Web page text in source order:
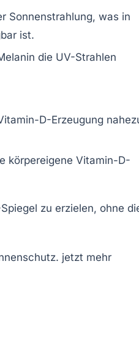
Sonnenstrahlung, was in
ist.
die UV-Strahlen
D-Erzeugung
körpereigene Vitamin-D-
zu erzielen, ohne